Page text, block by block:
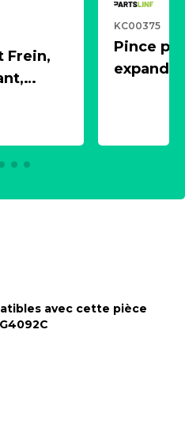
Frein,
KC00375
Pince
avec cette pièce